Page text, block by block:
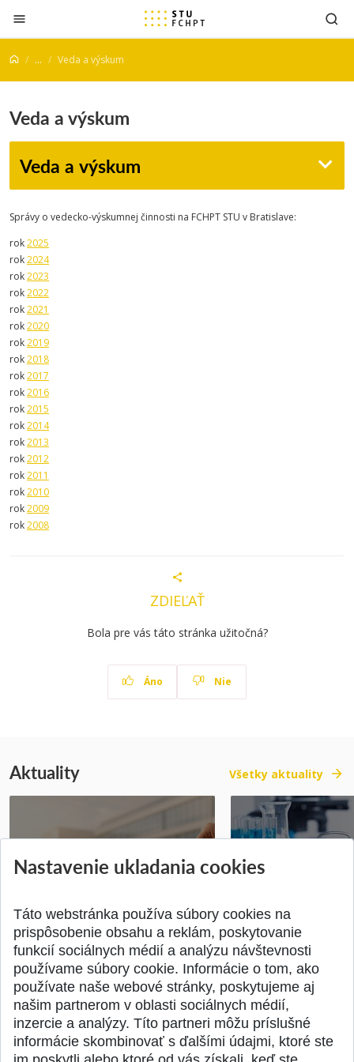
Prejsť na obsah
... Veda a výskum
Veda a výskum
Veda a výskum
Správy o vedecko-výskumnej činnosti na FCHPT STU v Bratislave:
rok2025
rok2024
rok2023
rok2022
rok2021
rok2020
rok2019
rok2018
rok2017
rok2016
rok2015
rok2014
rok2013
rok2012
rok2011
rok2010
rok2009
rok2008
ZDIEĽAŤ
Bola pre vás táto stránka užitočná?
Áno Nie
Aktuality Všetky aktuality
dekana Fakulty chemickej a
Prihlášky na
inžinierske
SPÄŤ NA VRCH
Nastavenie ukladania cookies
Táto webstránka používa súbory cookies na
prispôsobenie obsahu a reklám, poskytovanie
funkcií sociálnych médií a analýzu návštevnosti
používame súbory cookie. Informácie o tom, ako
používate naše webové stránky, poskytujeme aj
našim partnerom v oblasti sociálnych médií,
inzercie a analýzy. Títo partneri môžu príslušné
informácie skombinovať s ďalšími údajmi, ktoré ste